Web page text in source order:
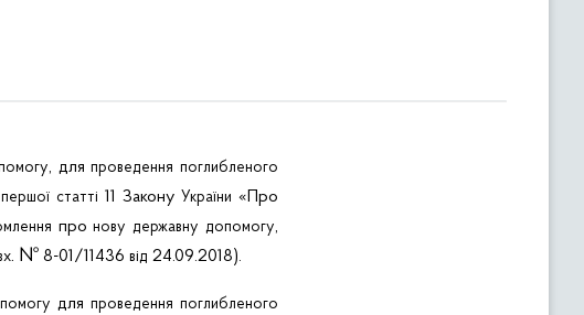
, дляпроведення поглибленого
першої статті 11 Закону України «Про
пронову державну допомогу,
. № 8-01/11436 від 24.09.2018).
для проведення поглибленого